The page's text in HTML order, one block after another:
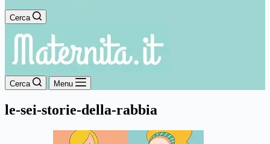
Cerca
Cerca Menu
le-sei-storie-della-rabbia